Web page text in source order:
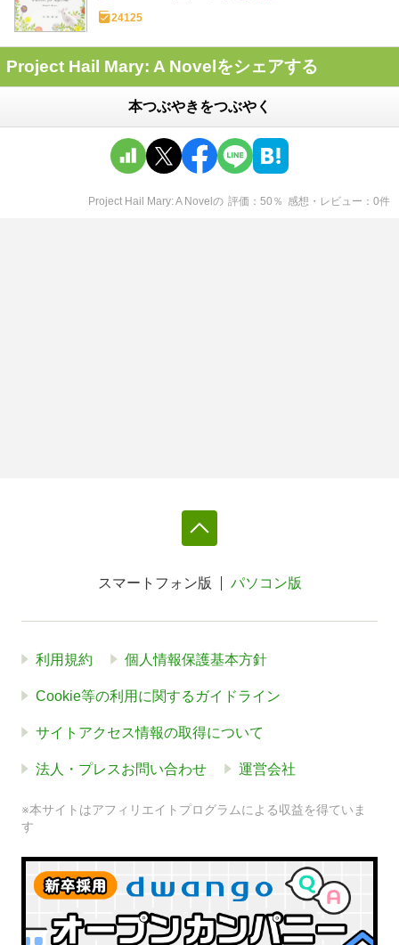
24125
Project Hail Mary: A Novelをシェアする
本つぶやきをつぶやく
Project Hail Mary: A Novel の 評価 50 ％ 感想・レビュー 0件
スマートフォン版 パソコン版
利用規約 個人情報保護基本方針
Cookie等の利用に関するガイドライン
サイトアクセス情報の取得について
法人・プレスお問い合わせ 運営会社
※本サイトはアフィリエイトプログラムによる収益を得ていま
す